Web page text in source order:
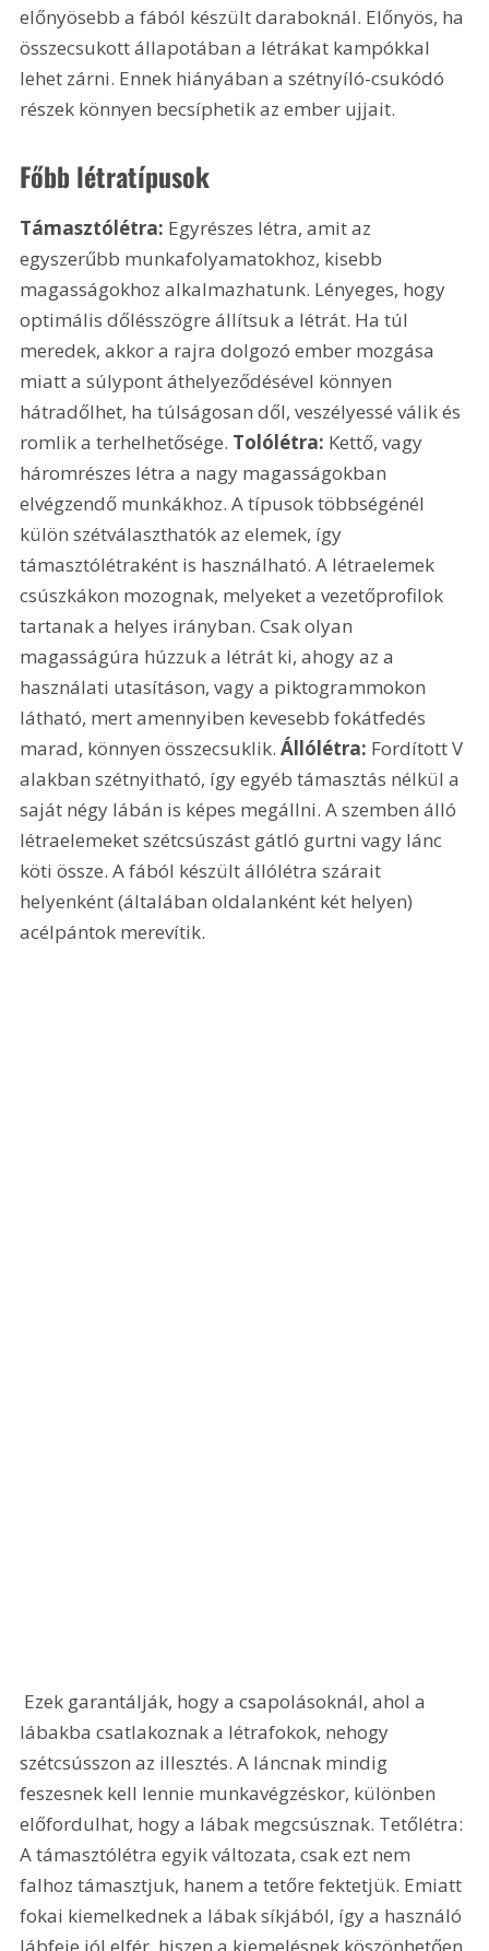
előnyösebb a fából készült daraboknál. Előnyös, ha
összecsukott állapotában a létrákat kampókkal
lehet zárni. Ennek hiányában a szétnyíló-csukódó
részek könnyen becsíphetik az ember ujjait.
Főbb létratípusok
Támasztólétra: Egyrészes létra, amit az
egyszerűbb munkafolyamatokhoz, kisebb
magasságokhoz alkalmazhatunk. Lényeges, hogy
optimális dőlésszögre állítsuk a létrát. Ha túl
meredek, akkor a rajra dolgozó ember mozgása
miatt a súlypont áthelyeződésével könnyen
hátradőlhet, ha túlságosan dől, veszélyessé válik és
romlik a terhelhetősége. Tolólétra: Kettő, vagy
háromrészes létra a nagy magasságokban
elvégzendő munkákhoz. A típusok többségénél
külön szétválaszthatók az elemek, így
támasztólétraként is használható. A létraelemek
csúszkákon mozognak, melyeket a vezetőprofilok
tartanak a helyes irányban. Csak olyan
magasságúra húzzuk a létrát ki, ahogy az a
használati utasításon, vagy a piktogrammokon
látható, mert amennyiben kevesebb fokátfedés
marad, könnyen összecsuklik. Állólétra: Fordított V
alakban szétnyitható, így egyéb támasztás nélkül a
saját négy lábán is képes megállni. A szemben álló
létraelemeket szétcsúszást gátló gurtni vagy lánc
köti össze. A fából készült állólétra szárait
helyenként (általában oldalanként két helyen)
acélpántok merevítik.
lábakba csatlakoznak a létrafokok, nehogy
szétcsússzon az illesztés. A láncnak mindig
feszesnek kell lennie munkavégzéskor, különben
előfordulhat, hogy a lábak megcsúsznak. Tetőlétra:
A támasztólétra egyik változata, csak ezt nem
falhoz támasztjuk, hanem a tetőre fektetjük. Emiatt
fokai kiemelkednek a lábak síkjából, így a használó